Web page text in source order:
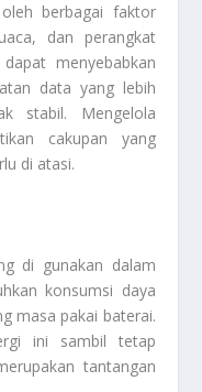
berbagai faktor
dan perangkat
menyebabkan
data yang lebih
stabil. Mengelola
cakupan yang
di atasi.
di gunakan dalam
konsumsi daya
masa pakai baterai.
ini sambil tetap
tantangan